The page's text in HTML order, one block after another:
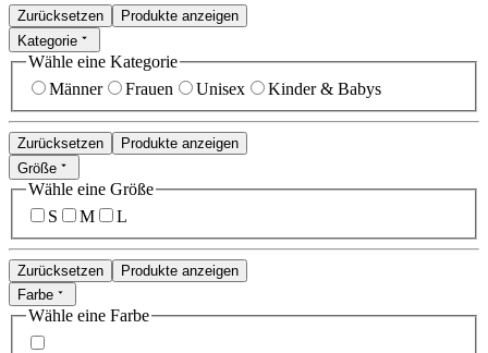
Zurücksetzen
Produkte anzeigen
Kategorie
Wähle eine Kategorie
Männer
Frauen Unisex Kinder & Babys
Zurücksetzen
Produkte anzeigen
Größe
Wähle eine Größe
S
M L
Zurücksetzen
Produkte anzeigen
Farbe
Wähle eine Farbe